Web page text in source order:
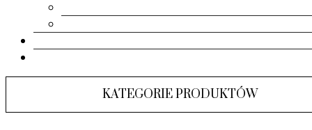
KATEGORIE PRODUKTÓW